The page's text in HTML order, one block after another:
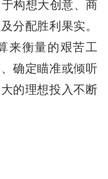
构想大创意、商
分配胜利果实。
来衡量的艰苦工
确定瞄准或倾听
的理想投入不断